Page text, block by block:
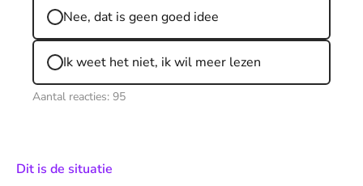
Nee, dat is geen goed idee
Ik weet het niet, ik wil meer lezen
Aantal reacties: 95
Dit is de situatie